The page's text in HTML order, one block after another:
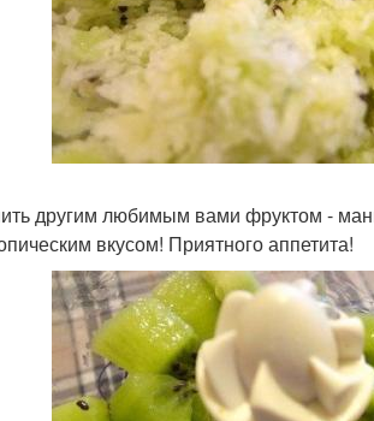
другим любимым вами фруктом -
вкусом! Приятного аппетита!